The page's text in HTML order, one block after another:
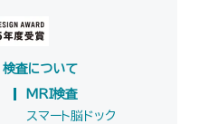
検査について
MRI検査
スマート脳ドック